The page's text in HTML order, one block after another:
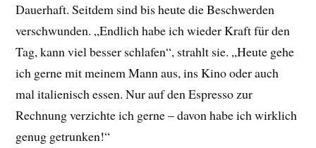
Dauerhaft. Seitdem sind bis heute die Beschwerden
verschwunden. „Endlich habe ich wieder Kraft für den
Tag, kann viel besser schlafen“, strahlt sie. „Heute gehe
ich gerne mit meinem Mann aus, ins Kino oder auch
mal italienisch essen. Nur auf den Espresso zur
Rechnung verzichte ich gerne – davon habe ich wirklich
genug getrunken!“